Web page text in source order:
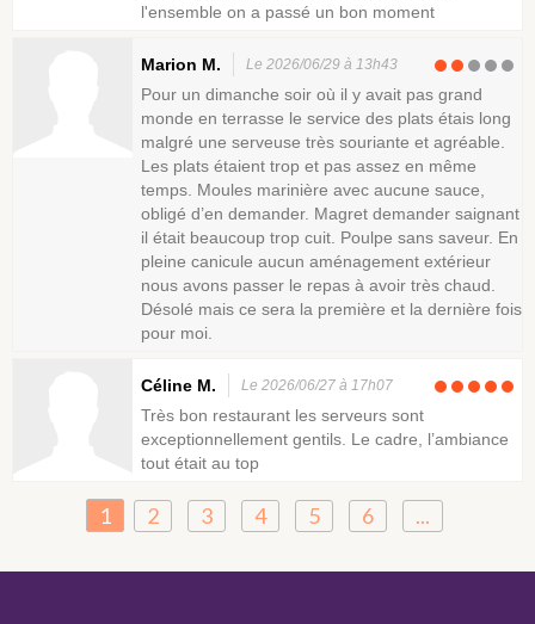
l'ensemble on a passé un bon moment
Marion M. Le 2026/06/29 à 13h43
Pour un dimanche soir où il y avait pas grand
monde en terrasse le service des plats étais long
malgré une serveuse très souriante et agréable.
Les plats étaient trop et pas assez en même
temps. Moules marinière avec aucune sauce,
obligé d’en demander. Magret demander saignant
il était beaucoup trop cuit. Poulpe sans saveur. En
pleine canicule aucun aménagement extérieur
nous avons passer le repas à avoir très chaud.
Désolé mais ce sera la première et la dernière fois
pour moi.
Céline M. Le 2026/06/27 à 17h07
Très bon restaurant les serveurs sont
exceptionnellement gentils. Le cadre, l’ambiance
tout était au top
1 2 3 4 5 6 ...